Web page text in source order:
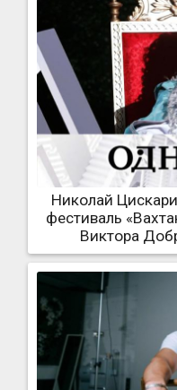
Николай
фестиваль
Виктора